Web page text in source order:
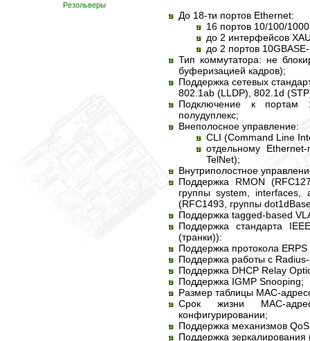
Резольверы
До 18-ти портов Ethernet:
16 портов 10/100/
до 2 интерфейсов
до 2 портов
Тип коммутатора: не
буферизацией кадров);
Поддержка сетевых
802.1ab (LLDP), 802.1d
Подключение к портам
полудуплекс;
Внеполосное управление:
CLI (Command Line
отдельному
TelNet);
Внутриполостное
Поддержка RMON
группы system,
(RFC1493, группы
Поддержка tagged-based
Поддержка стандарта
(транки)):
Поддержка протокола
Поддержка работы с
Поддержка DHCP Relay
Поддержка IGMP Snooping;
Размер таблицы MAC-
Срок жизни MAC-
конфигурировании;
Поддержка механизмов
Поддержка